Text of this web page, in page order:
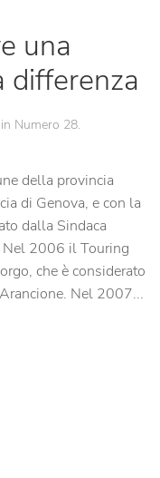
una
differenza
Numero 28.
della provincia
di Genova, e con la
dalla Sindaca
Nel 2006 il Touring
che è considerato
Nel 2007...